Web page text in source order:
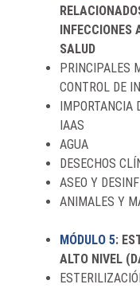
INFECCIONES
SALUD
PRINCIPALES
CONTROL DE
IMPORTANCIA
IAAS
AGUA
DESECHOS
ASEO Y
ANIMALES Y
MÓDULO 5:
ALTO NIVEL